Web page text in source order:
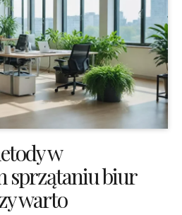
w
sprzątaniu biur
warto